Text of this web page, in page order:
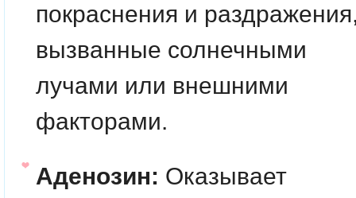
покраснения и
вызванные солнечными
лучами или внешними
факторами.
Аденозин: Оказывает